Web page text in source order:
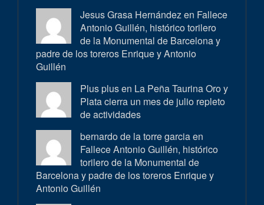
Jesus Grasa Hernández en Fallece
Antonio Guillén, histórico torilero
de la Monumental de Barcelona y
padre de los toreros Enrique y Antonio
Guillén
Plus plus en La Peña Taurina Oro y
Plata cierra un mes de julio repleto
de actividades
bernardo de la torre garcia en
Fallece Antonio Guillén, histórico
torilero de la Monumental de
Barcelona y padre de los toreros Enrique y
Antonio Guillén